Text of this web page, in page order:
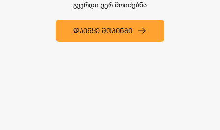
გვერდი ვერ მოიძებნა
ᲓᲐᲘᲬᲧᲔ ᲨᲝᲞᲘᲜᲒᲘ